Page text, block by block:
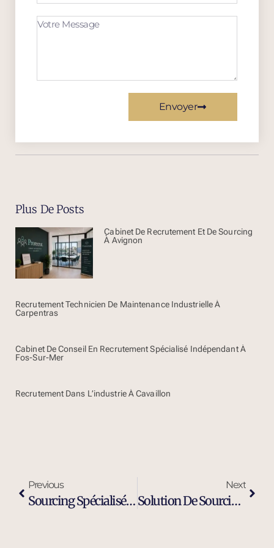
Envoyer
Plus De Posts
Cabinet De Recrutement Et De Sourcing
À Avignon
Recrutement Technicien De Maintenance Industrielle À
Carpentras
Cabinet De Conseil En Recrutement Spécialisé Indépendant À
Fos-Sur-Mer
Recrutement Dans L’industrie À Cavaillon
Previous
Sourcing Spécialisé Profil Industriel À Hyères
Next
Solution De Sourcing Et Recrutement Externalisé À Hyères